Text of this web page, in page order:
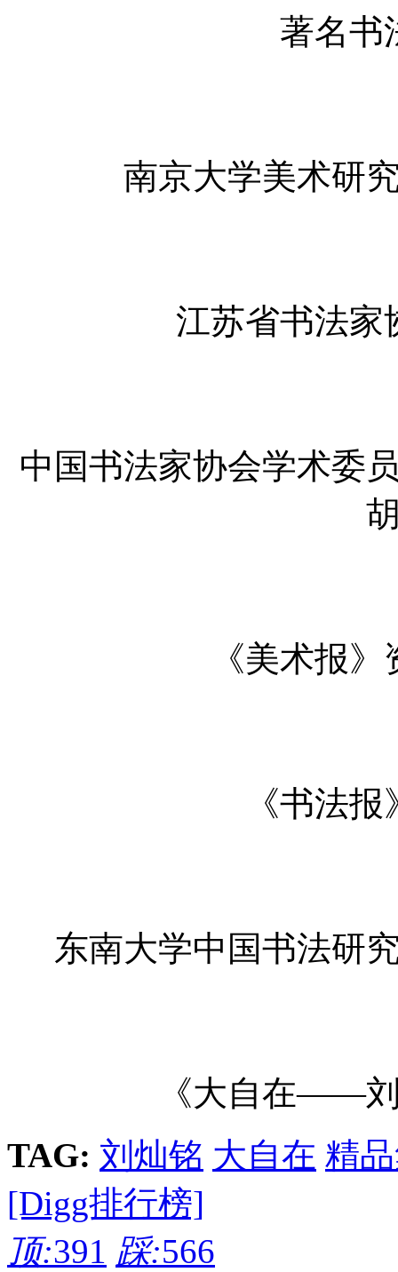
著名书
南京大学美术研
江苏省书法家
中国书法家协会学术委
《美术报
《书法
东南大学中国书法研
《大自在——
TAG: 刘灿铭 大自在 精
[Digg排行榜]
顶:391 踩:566